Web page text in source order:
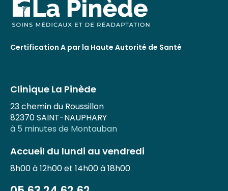
Certification A par la Haute Autorité de Santé
Clinique La Pinède
23 chemin du Roussillon
82370 SAINT-NAUPHARY
à 5 minutes de Montauban
Accueil du lundi au vendredi
8h00 à 12h00 et 14h00 à 18h00